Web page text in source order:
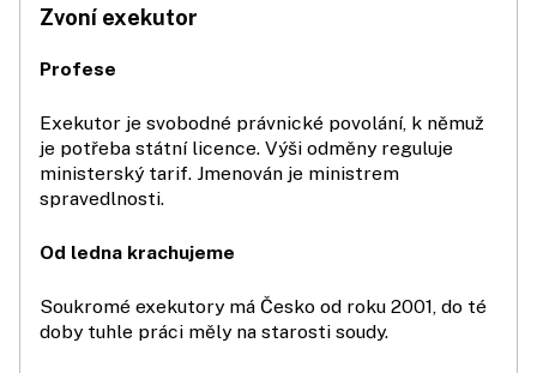
Zvoní exekutor
Profese
Exekutor je svobodné právnické povolání, k němuž
je potřeba státní licence. Výši odměny reguluje
ministerský tarif. Jmenován je ministrem
spravedlnosti.
Od ledna krachujeme
Soukromé exekutory má Česko od roku 2001, do té
doby tuhle práci měly na starosti soudy.